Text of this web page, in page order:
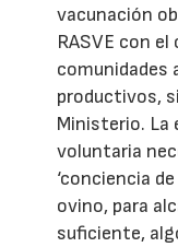
vacunación
RASVE con
comunidades
productivos,
Ministerio. La
voluntaria
‘conciencia
ovino, para
suficiente,